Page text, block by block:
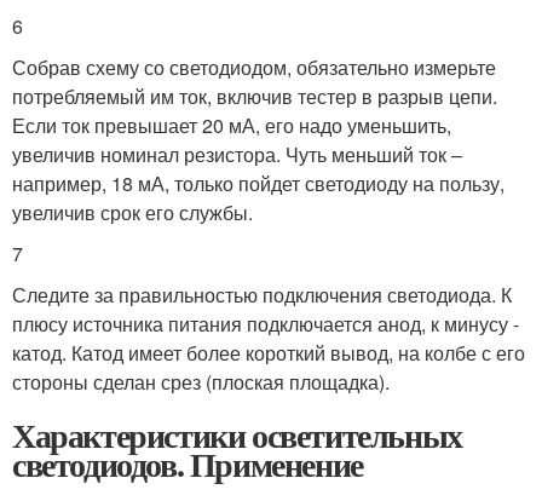
6
Собрав схему со светодиодом, обязательно измерьте
потребляемый им ток, включив тестер в разрыв цепи.
Если ток превышает 20 мА, его надо уменьшить,
увеличив номинал резистора. Чуть меньший ток –
например, 18 мА, только пойдет светодиоду на пользу,
увеличив срок его службы.
7
Следите за правильностью подключения светодиода. К
плюсу источника питания подключается анод, к минусу -
катод. Катод имеет более короткий вывод, на колбе с его
стороны сделан срез (плоская площадка).
Характеристики осветительных
светодиодов. Применение